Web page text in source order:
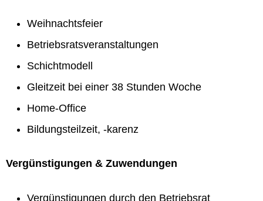
Weihnachtsfeier
Betriebsratsveranstaltungen
Schichtmodell
Gleitzeit bei einer 38 Stunden Woche
Home-Office
Bildungsteilzeit, -karenz
Vergünstigungen & Zuwendungen
Vergünstigungen durch den Betriebsrat